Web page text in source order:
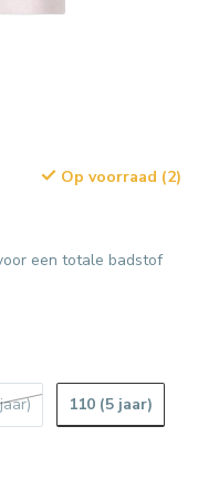
Op voorraad (2)
een totale badstof
110 (5 jaar)